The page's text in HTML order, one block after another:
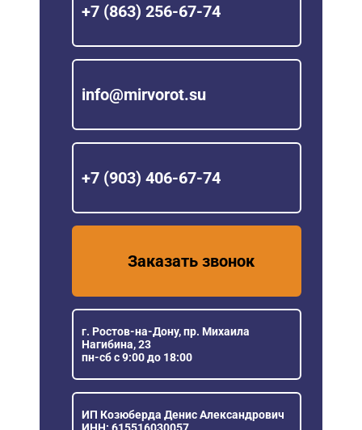
+7 (863) 256-67-74
info@mirvorot.su
+7 (903) 406-67-74
Заказать звонок
г. Ростов-на-Дону, пр. Михаила
Нагибина, 23
пн-сб с 9:00 до 18:00
ИП Козюберда Денис Александрович
ИНН: 615516030057